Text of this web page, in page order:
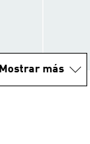
Mostrar más